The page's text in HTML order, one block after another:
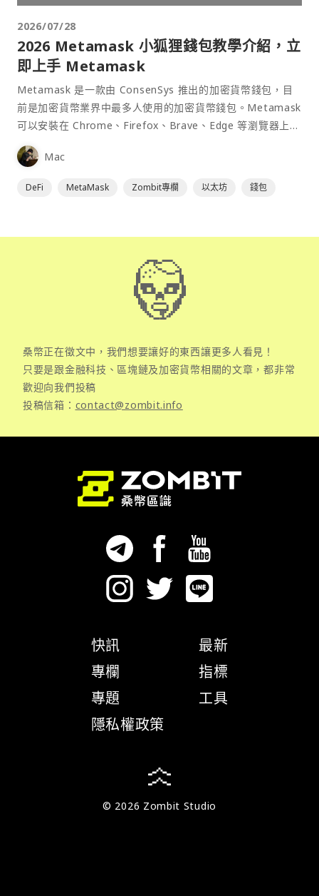
2026/07/28
2026 Metamask 小狐狸錢包教學介紹，立
即上手 Metamask
Metamask 是一款由 ConsenSys 推出的加密貨幣錢包，目
前是加密貨幣業界中最多人使用的加密貨幣錢包。Metamask
可以安裝在 Chrome、Firefox、Brave、Edge 等瀏覽器上作
為插件使用，具備許多功能且使用上非常方便。
Mac
DeFi MetaMask Zombit專欄 以太坊 錢包
桑幣正在徵文中，我們想要讓好的東西讓更多人看見！
只要是跟金融科技、區塊鏈及加密貨幣相關的文章，都非常
歡迎向我們投稿
投稿信箱： contact@zombit.info
快訊
專欄
專題
隱私權政策
最新
指標
工具
© 2026 Zombit Studio